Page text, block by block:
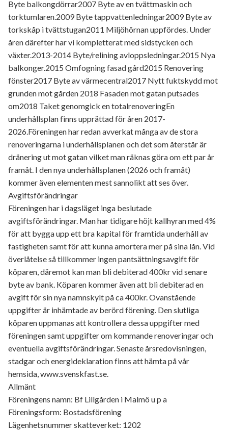
Byte balkongdörrar2007 Byte av en tvättmaskin och
torktumlaren.2009 Byte tappvattenledningar2009 Byte av
torkskåp i tvättstugan2011 Miljöhörnan uppfördes. Under
åren därefter har vi kompletterat med sidstycken och
växter.2013-2014 Byte/relining avloppsledningar.2015 Nya
balkonger.2015 Omfogning fasad gård2015 Renovering
fönster2017 Byte av värmecentral2017 Nytt fuktskydd mot
grunden mot gården 2018 Fasaden mot gatan putsades
om2018 Taket genomgick en totalrenoveringEn
underhållsplan finns upprättad för åren 2017-
2026.Föreningen har redan avverkat många av de stora
renoveringarna i underhållsplanen och det som återstår är
dränering ut mot gatan vilket man räknas göra om ett par år
framåt. I den nya underhållsplanen (2026 och framåt)
kommer även elementen mest sannolikt att ses över.
Avgiftsförändringar
Föreningen har i dagsläget inga beslutade
avgiftsförändringar. Man har tidigare höjt kallhyran med 4%
för att bygga upp ett bra kapital för framtida underhåll av
fastigheten samt för att kunna amortera mer på sina lån. Vid
överlåtelse så tillkommer ingen pantsättningsavgift för
köparen, däremot kan man bli debiterad 400kr vid senare
byte av bank. Köparen kommer även att bli debiterad en
avgift för sin nya namnskylt på ca 400kr. Ovanstående
uppgifter är inhämtade av berörd förening. Den slutliga
köparen uppmanas att kontrollera dessa uppgifter med
föreningen samt uppgifter om kommande renoveringar och
eventuella avgiftsförändringar. Senaste årsredovisningen,
stadgar och energideklaration finns att hämta på vår
hemsida, www.svenskfast.se.
Allmänt
Föreningens namn: Bf Lillgården i Malmö u p a
Föreningsform: Bostadsförening
Lägenhetsnummer skatteverket: 1202